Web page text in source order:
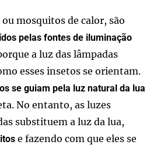
mosquitos de calor, são
pelas fontes de iluminação
a luz das lâmpadas
esses insetos se orientam.
se guiam pela luz natural da lua
No entanto, as luzes
substituem a luz da lua,
e fazendo com que eles se